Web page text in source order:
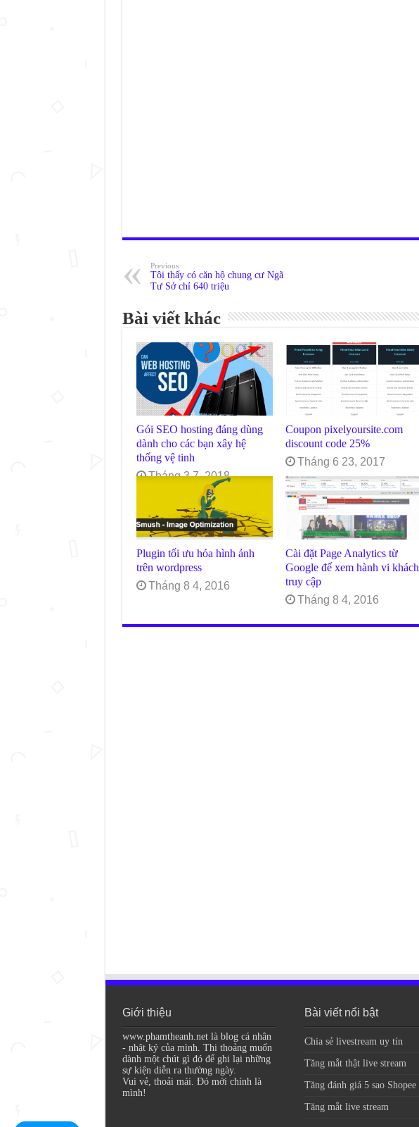
Previous
Tôi thấy có căn hộ chung cư Ngã
Tư Sở chỉ 640 triệu
Bài viết khác
Gói SEO hosting đáng dùng
dành cho các bạn xây hệ
thống vệ tinh
Tháng 3 7, 2018
Coupon pixelyoursite.com
discount code 25%
Tháng 6 23, 2017
Plugin tối ưu hóa hình ảnh
trên wordpress
Tháng 8 4, 2016
Cài đặt Page Analytics từ
Google để xem hành vi khách
truy cập
Tháng 8 4, 2016
Giới thiệu
www.phamtheanh.net là blog cá nhân
- nhật ký của mình. Thi thoảng muốn
dành một chút gì đó để ghi lại những
sự kiện diễn ra thường ngày.
Vui vẻ, thoải mái. Đó mới chính là
mình!
Bài viết nổi bật
Chia sẻ livestream uy tín
Tăng mắt thật live stream
Tăng đánh giá 5 sao Shopee
Tăng mắt live stream